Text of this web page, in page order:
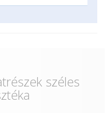
széles